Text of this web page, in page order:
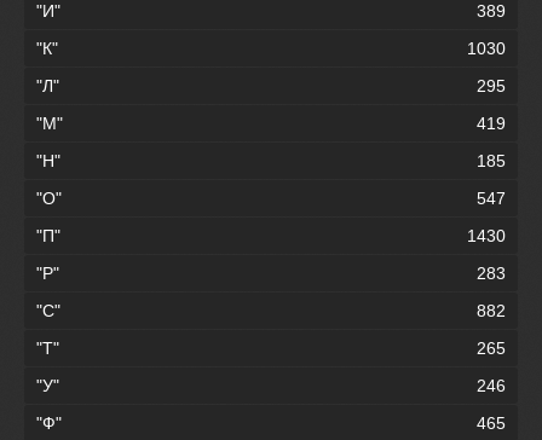
"И"
389
"К"
1030
"Л"
295
"М"
419
"Н"
185
"О"
547
"П"
1430
"Р"
283
"С"
882
"Т"
265
"У"
246
"Ф"
465